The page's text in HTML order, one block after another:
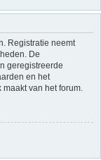
Registratie neemt
De
geregistreerde
en het
van het forum.